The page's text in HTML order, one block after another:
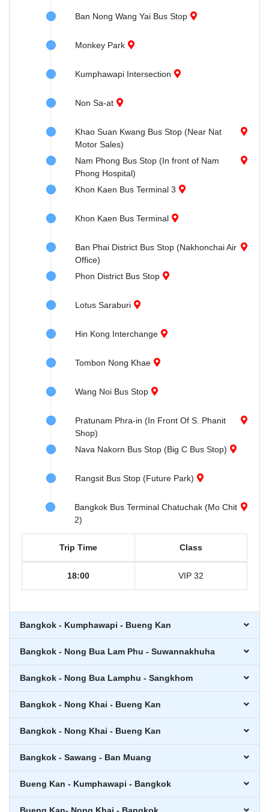
Ban Nong Wang Yai Bus Stop
Monkey Park
Kumphawapi Intersection
Non Sa-at
Khao Suan Kwang Bus Stop (Near Nat
Motor Sales)
Nam Phong Bus Stop (In front of Nam
Phong Hospital)
Khon Kaen Bus Terminal 3
Khon Kaen Bus Terminal
Ban Phai District Bus Stop (Nakhonchai Air
Office)
Phon District Bus Stop
Lotus Saraburi
Hin Kong Interchange
Tombon Nong Khae
Wang Noi Bus Stop
Pratunam Phra-in (In Front Of S. Phanit
Shop)
Nava Nakorn Bus Stop (Big C Bus Stop)
Rangsit Bus Stop (Future Park)
Bangkok Bus Terminal Chatuchak (Mo Chit
2)
Trip Time Class
18:00 VIP 32
Bangkok - Kumphawapi - Bueng Kan
Bangkok - Nong Bua Lam Phu - Suwannakhuha
Bangkok - Nong Bua Lamphu - Sangkhom
Bangkok - Nong Khai - Bueng Kan
Bangkok - Nong Khai - Bueng Kan
Bangkok - Sawang - Ban Muang
Bueng Kan - Kumphawapi - Bangkok